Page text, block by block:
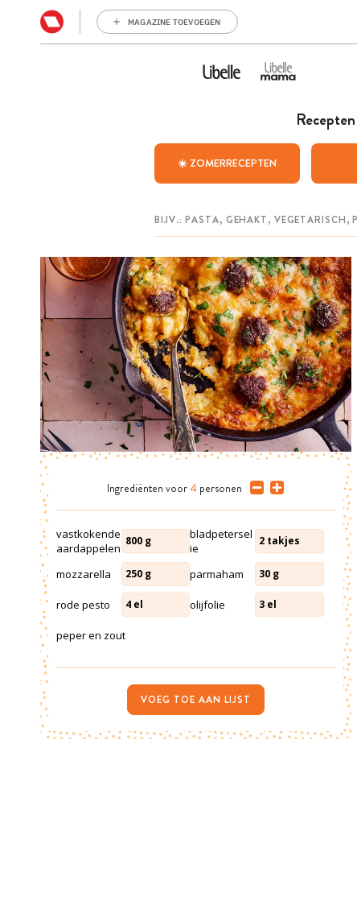
MAGAZINE TOEVOEGEN
Recepten
☀️ ZOMERRECEPTEN
Ingrediënten voor 4 personen
vastkokende
aardappelen 800 g
bladpetersel
ie
2 takjes
mozzarella 250 g parmaham 30 g
rode pesto 4 el olijfolie 3 el
peper en zout
VOEG TOE AAN LIJST